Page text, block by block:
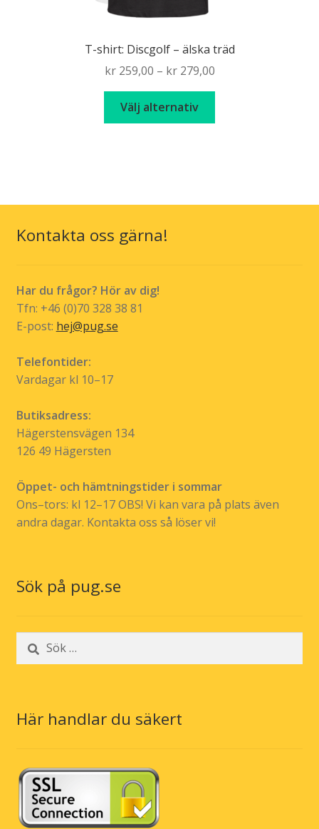
T-shirt: Discgolf – älska träd
kr259,00 – kr279,00Price
range:
through
Välj alternativ
De
Kontakta oss gärna!
Har du frågor? Hör av dig!
Tfn: +46 (0)70 328 38 81
E-post: hej@pug.se
Telefontider:
Vardagar kl 10–17
Butiksadress:
Hägerstensvägen 134
126 49 Hägersten
Öppet- och hämtningstider i sommar
Ons–tors: kl 12–17 OBS! Vi kan vara på plats även
andra dagar. Kontakta oss så löser vi!
Sök på pug.se
Sök
efter:
Här handlar du säkert